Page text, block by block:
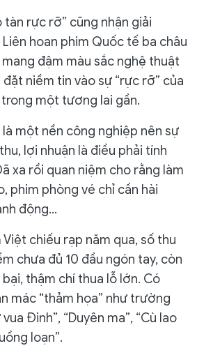
tàn rực rỡ” cũng nhận giải
hoan phim Quốc tế ba châu
mang đậm màu sắc nghệ thuật
niềm tin vào sự “rực rỡ” của
một tương lai gần.
là một nền công nghiệp nên sự
lợi nhuận là điều phải tính
xa rồi quan niệm cho rằng làm
phim phòng vé chỉ cần hài
động…
chiếu rạp năm qua, số thu
chưa đủ 10 đầu ngón tay, còn
thậm chí thua lỗ lớn. Có
mác “thảm họa” như trường
Đinh”, “Duyên ma”, “Cù lao
loạn”.